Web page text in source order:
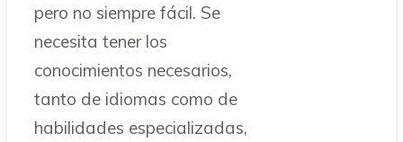
pero no siempre fácil. Se
necesita tener los
conocimientos necesarios,
tanto de idiomas como de
habilidades especializadas,